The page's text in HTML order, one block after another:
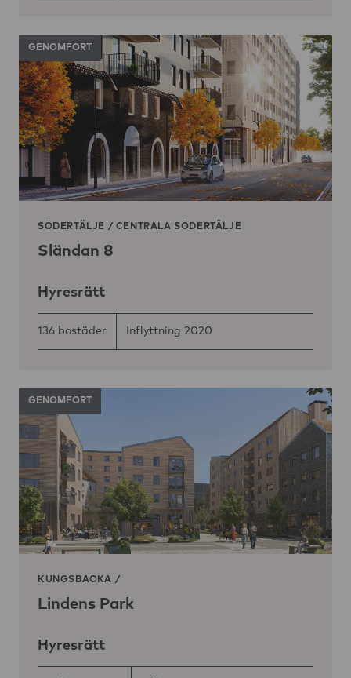
GENOMFÖRT
SÖDERTÄLJE / CENTRALA SÖDERTÄLJE
Sländan 8
Hyresrätt
136 bostäder Inflyttning 2020
GENOMFÖRT
KUNGSBACKA /
Lindens Park
Hyresrätt